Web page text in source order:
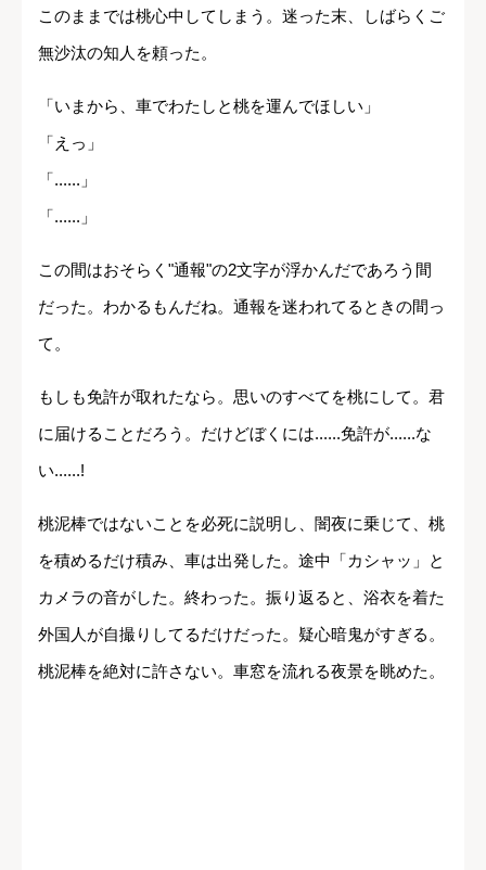
このままでは桃心中してしまう。迷った末、しばらくご
無沙汰の知人を頼った。
「いまから、車でわたしと桃を運んでほしい」
「えっ」
「......」
「......」
この間はおそらく"通報"の2文字が浮かんだであろう間
だった。わかるもんだね。通報を迷われてるときの間っ
て。
もしも免許が取れたなら。思いのすべてを桃にして。君
に届けることだろう。だけどぼくには......免許が......な
い......!
桃泥棒ではないことを必死に説明し、闇夜に乗じて、桃
を積めるだけ積み、車は出発した。途中「カシャッ」と
カメラの音がした。終わった。振り返ると、浴衣を着た
外国人が自撮りしてるだけだった。疑心暗鬼がすぎる。
桃泥棒を絶対に許さない。車窓を流れる夜景を眺めた。